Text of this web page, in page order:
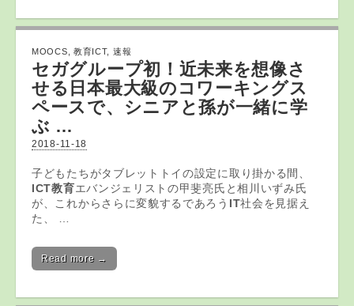
MOOCS 教育ICT, 速報
セガグループ初！近未来を想像さ
せる日本最大級のコワーキングス
ペースで、シニアと孫が一緒に学
ぶ …
2018-11-18
子どもたちがタブレットトイの設定に取り掛かる間、
ICT教育エバンジェリストの甲斐亮氏と相川いずみ氏
が、これからさらに変貌するであろう IT社会を見据え
た、 …
Read more →